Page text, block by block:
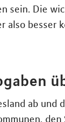
sein. Die
also besser
ab und